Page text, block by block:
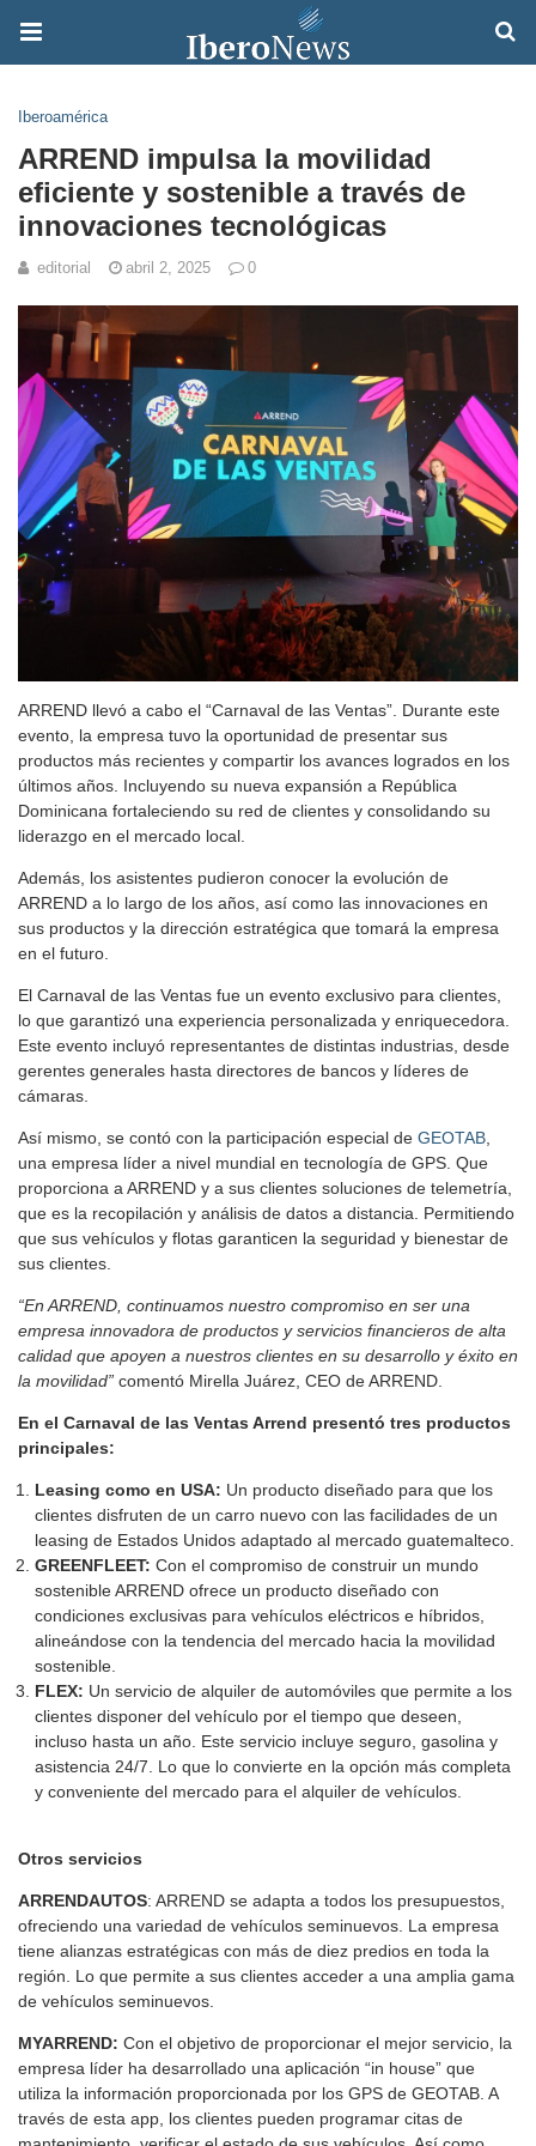
Iberoamérica
ARREND impulsa la movilidad
eficiente y sostenible a través de
innovaciones tecnológicas
editorial abril 2, 2025 0
ARREND llevó a cabo el “Carnaval de las Ventas”. Durante este
evento, la empresa tuvo la oportunidad de presentar sus
productos más recientes y compartir los avances logrados en los
últimos años. Incluyendo su nueva expansión a República
Dominicana fortaleciendo su red de clientes y consolidando su
liderazgo en el mercado local.
Además, los asistentes pudieron conocer la evolución de
ARREND a lo largo de los años, así como las innovaciones en
sus productos y la dirección estratégica que tomará la empresa
en el futuro.
El Carnaval de las Ventas fue un evento exclusivo para clientes,
lo que garantizó una experiencia personalizada y enriquecedora.
Este evento incluyó representantes de distintas industrias, desde
gerentes generales hasta directores de bancos y líderes de
cámaras.
Así mismo, se contó con la participación especial de GEOTAB
una empresa líder a nivel mundial en tecnología de GPS. Que
proporciona a ARREND y a sus clientes soluciones de telemetría,
que es la recopilación y análisis de datos a distancia. Permitiendo
que sus vehículos y flotas garanticen la seguridad y bienestar de
sus clientes.
“En ARREND, continuamos nuestro compromiso en ser una
empresa innovadora de productos y servicios financieros de alta
calidad que apoyen a nuestros clientes en su desarrollo y éxito en
la movilidad” comentó Mirella Juárez, CEO de ARREND.
En el Carnaval de las Ventas Arrend presentó tres productos
principales:
Leasing como en USA: Un producto diseñado para que los
clientes disfruten de un carro nuevo con las facilidades de un
leasing de Estados Unidos adaptado al mercado guatemalteco.
GREENFLEET: Con el compromiso de construir un mundo
sostenible ARREND ofrece un producto diseñado con
condiciones exclusivas para vehículos eléctricos e híbridos,
alineándose con la tendencia del mercado hacia la movilidad
sostenible.
FLEX: Un servicio de alquiler de automóviles que permite a los
clientes disponer del vehículo por el tiempo que deseen,
incluso hasta un año. Este servicio incluye seguro, gasolina y
asistencia 24/7. Lo que lo convierte en la opción más completa
y conveniente del mercado para el alquiler de vehículos.
Otros servicios
ARRENDAUTOS: ARREND se adapta a todos los presupuestos,
ofreciendo una variedad de vehículos seminuevos. La empresa
tiene alianzas estratégicas con más de diez predios en toda la
región. Lo que permite a sus clientes acceder a una amplia gama
de vehículos seminuevos.
MYARREND: Con el objetivo de proporcionar el mejor servicio, la
empresa líder ha desarrollado una aplicación “in house” que
utiliza la información proporcionada por los GPS de GEOTAB. A
través de esta app, los clientes pueden programar citas de